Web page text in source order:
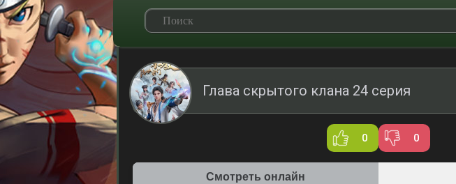
Глава скрытого клана 24 серия
0 0
Смотреть онлайн